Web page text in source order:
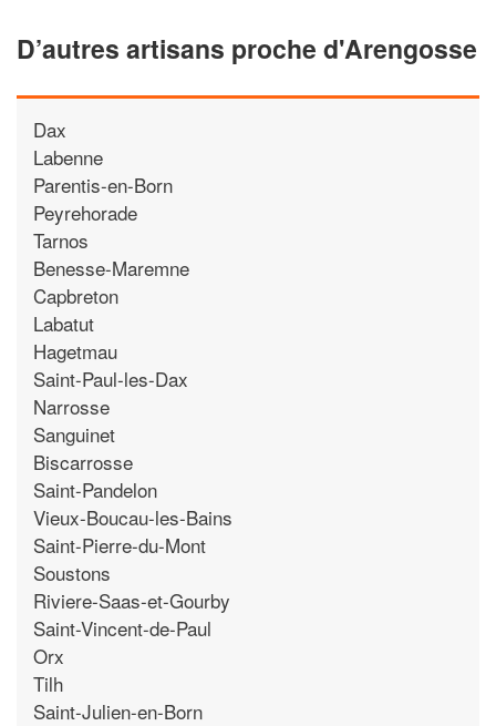
D’autres artisans proche d'Arengosse
Dax
Labenne
Parentis-en-Born
Peyrehorade
Tarnos
Benesse-Maremne
Capbreton
Labatut
Hagetmau
Saint-Paul-les-Dax
Narrosse
Sanguinet
Biscarrosse
Saint-Pandelon
Vieux-Boucau-les-Bains
Saint-Pierre-du-Mont
Soustons
Riviere-Saas-et-Gourby
Saint-Vincent-de-Paul
Orx
Tilh
Saint-Julien-en-Born